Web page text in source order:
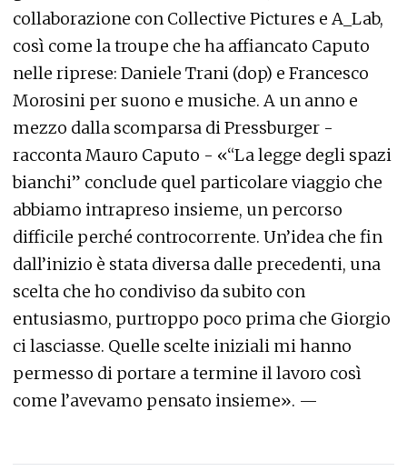
collaborazione con Collective Pictures e A_Lab,
così come la troupe che ha affiancato Caputo
nelle riprese: Daniele Trani (dop) e Francesco
Morosini per suono e musiche. A un anno e
mezzo dalla scomparsa di Pressburger -
racconta Mauro Caputo - «“La legge degli spazi
bianchi” conclude quel particolare viaggio che
abbiamo intrapreso insieme, un percorso
difficile perché controcorrente. Un’idea che fin
dall’inizio è stata diversa dalle precedenti, una
scelta che ho condiviso da subito con
entusiasmo, purtroppo poco prima che Giorgio
ci lasciasse. Quelle scelte iniziali mi hanno
permesso di portare a termine il lavoro così
come l’avevamo pensato insieme». —